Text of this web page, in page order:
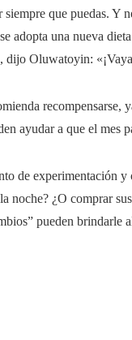
siempre que puedas. Y
adopta una nueva
dijo Oluwatoyin:
recompensarse,
ayudar a que el mes
de experimentación
noche? ¿O comprar
pueden brindarle